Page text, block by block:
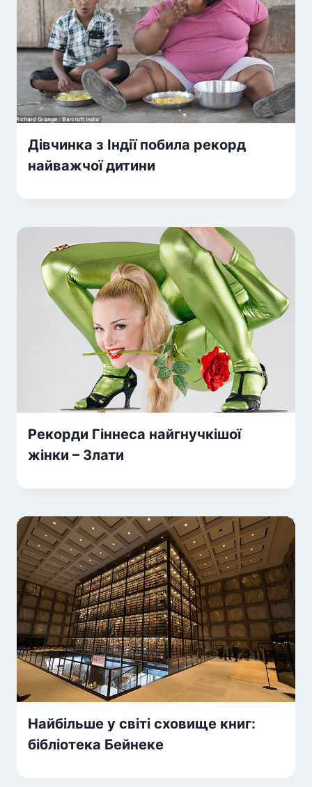
Дівчинка з Індії побила рекорд
найважчої дитини
Рекорди Гіннеса найгнучкішої
жінки – Злати
Найбільше у світі сховище книг:
бібліотека Бейнеке